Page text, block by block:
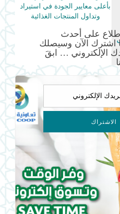
%38 نسبة التوطين و25%
عناصر نسائية في تعاونية
على أحدث
اشترك الآن وسيصلك
الإلكتروني … ابقَ